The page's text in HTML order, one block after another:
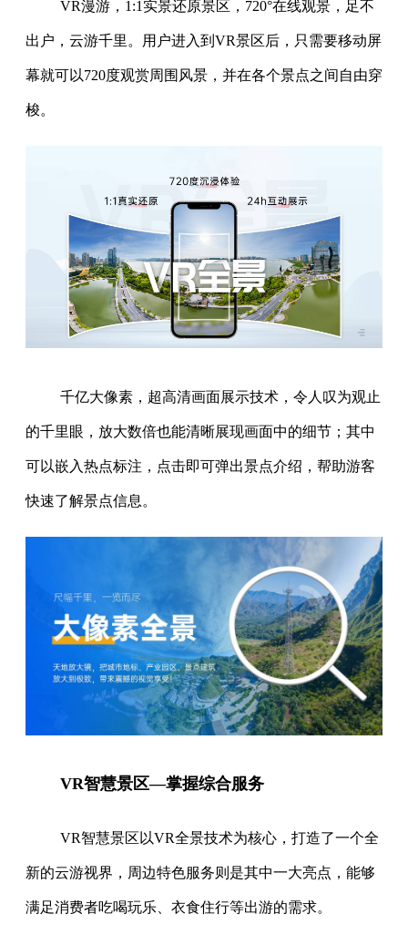
VR漫游，1:1实景还原景区，720°在线观景，足不
出户，云游千里。用户进入到VR景区后，只需要移动屏
幕就可以720度观赏周围风景，并在各个景点之间自由穿
梭。
千亿大像素，超高清画面展示技术，令人叹为观止
的千里眼，放大数倍也能清晰展现画面中的细节；其中
可以嵌入热点标注，点击即可弹出景点介绍，帮助游客
快速了解景点信息。
VR智慧景区—掌握综合服务
VR智慧景区以VR全景技术为核心，打造了一个全
新的云游视界，周边特色服务则是其中一大亮点，能够
满足消费者吃喝玩乐、衣食住行等出游的需求。